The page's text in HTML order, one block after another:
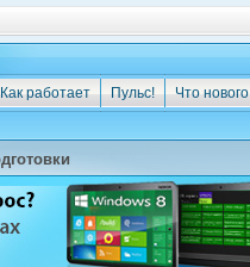
Что нового
Пульс!
Как работает